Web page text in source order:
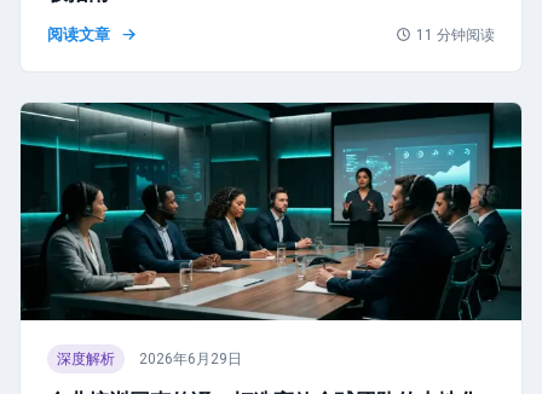
阅读文章 11 分钟阅读
深度解析 2026年6月29日